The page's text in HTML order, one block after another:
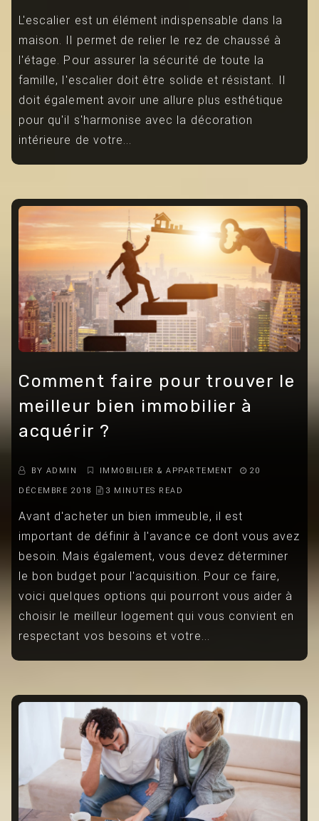
L'escalier est un élément indispensable dans la
maison. Il permet de relier le rez de chaussé à
l'étage. Pour assurer la sécurité de toute la
famille, l'escalier doit être solide et résistant. Il
doit également avoir une allure plus esthétique
pour qu'il s'harmonise avec la décoration
intérieure de votre...
Comment faire pour trouver le
meilleur bien immobilier à
acquérir ?
BY ADMIN IMMOBILIER & APPARTEMENT 20
DÉCEMBRE 2018 3 MINUTES READ
Avant d'acheter un bien immeuble, il est
important de définir à l'avance ce dont vous avez
besoin. Mais également, vous devez déterminer
le bon budget pour l'acquisition. Pour ce faire,
voici quelques options qui pourront vous aider à
choisir le meilleur logement qui vous convient en
respectant vos besoins et votre...